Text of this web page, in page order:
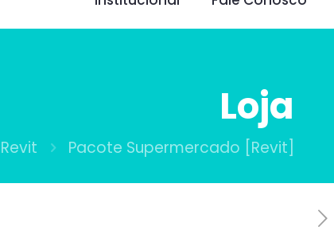
Loja
Revit Pacote Supermercado [Revit]